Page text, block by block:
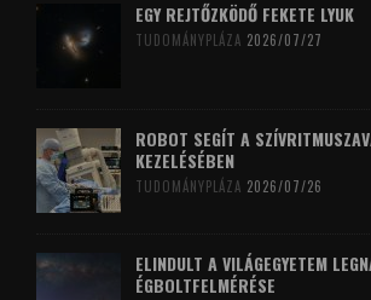
EGY REJTŐZKÖDŐ FEKETE LYUK
TUDOMÁNYPLÁZA 2026/07/27
ROBOT SEGÍT A
KEZELÉSÉBEN
TUDOMÁNYPLÁZA 2026/07/26
ELINDULT A VILÁGEGYETEM
ÉGBOLTFELMÉRÉSE